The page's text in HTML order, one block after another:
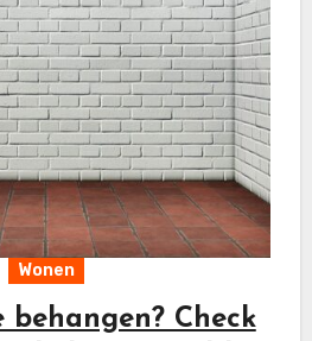
Wonen
behangen? Check